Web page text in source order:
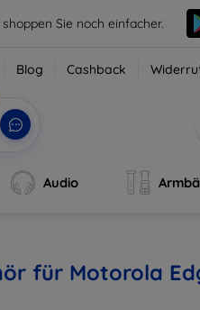
shoppen Sie noch einfacher.
Blog Cashback
Audio
für Motorola